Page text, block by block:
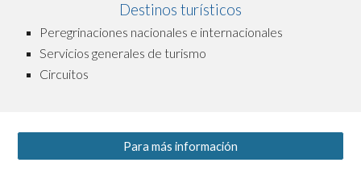
Destinos turísticos
Peregrinaciones nacionales e internacionales
Servicios generales de turismo
Circuitos
Para más información